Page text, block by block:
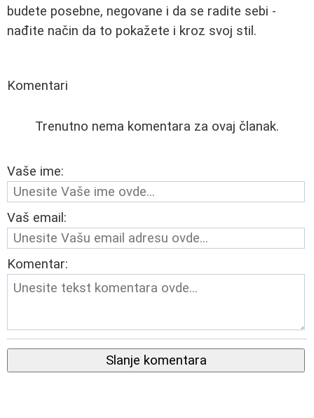
budete posebne, negovane i da se radite sebi -
nađite način da to pokažete i kroz svoj stil.
Komentari
Trenutno nema komentara za ovaj članak.
Vaše ime:
Vaš email:
Komentar:
Slanje komentara